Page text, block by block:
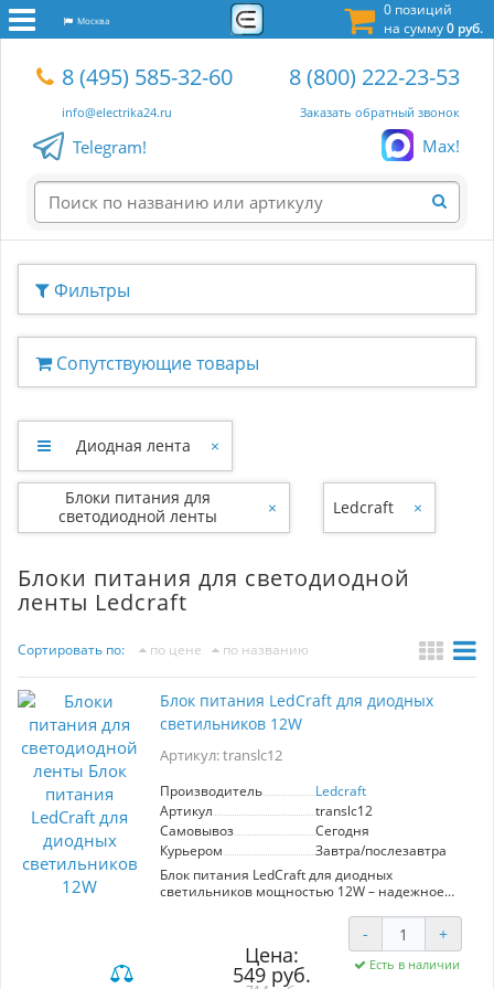
0 позиций
на сумму0 руб.
Москва
8 (495) 585-32-60
info@electrika24.ru
8 (800) 222-23-53
Заказать обратный звонок
Telegram! Max!
Фильтры
Сопутствующие товары
Диодная лента ×
Блоки питания для
светодиодной ленты
× Ledcraft ×
Блоки питания для светодиодной
ленты Ledcraft
Сортировать по: по цене по названию
Блок питания LedCraft для диодных
светильников 12W
Артикул: translc12
Производитель
Ledcraft
Артикул
translc12
Самовывоз
Сегодня
Курьером
Завтра/послезавтра
Блок питания LedCraft для диодных
светильников мощностью 12W – надежное
Производитель LedCraft гарантирует высокое
качество и долговечность, что делает этот
блок питания идеальным выбором для
различных приложений. Устройство
Цена:
549 руб.
- +
Есть в наличии